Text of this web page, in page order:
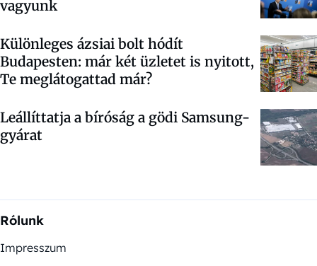
vagyunk
Különleges ázsiai bolt hódít
Budapesten: már két üzletet is nyitott,
Te meglátogattad már?
Leállíttatja a bíróság a gödi Samsung-
gyárat
Rólunk
Impresszum